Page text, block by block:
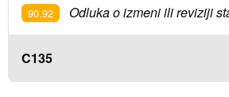
90.92 Odluka o izmeni ili reviziji
C135